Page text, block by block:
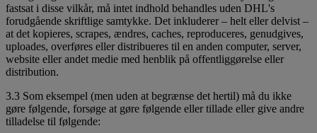
fastsat i disse vilkår, må intet indhold behandles uden DHL's
forudgående skriftlige samtykke. Det inkluderer – helt eller delvist –
at det kopieres, scrapes, ændres, caches, reproduceres, genudgives,
uploades, overføres eller distribueres til en anden computer, server,
website eller andet medie med henblik på offentliggørelse eller
distribution.
3.3 Som eksempel (men uden at begrænse det hertil) må du ikke
gøre følgende, forsøge at gøre følgende eller tillade eller give andre
tilladelse til følgende: